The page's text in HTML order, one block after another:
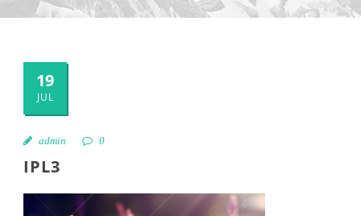
19
JUL
admin 0
IPL3